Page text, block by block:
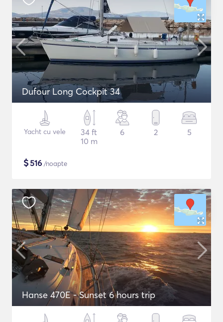
Dufour Long Cockpit 34
Yacht cu vele
34 ft
10 m
6 2 5
$516 /noapte
Hanse 470E - Sunset 6 hours trip